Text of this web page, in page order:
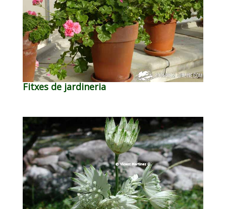
Fitxes de jardineria